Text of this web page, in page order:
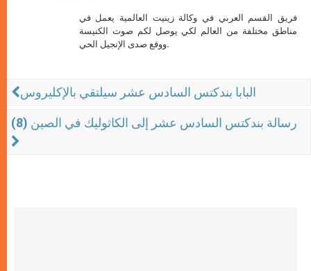
فريق القسم العربي في وكالة زينيت العالمية يعمل في
مناطق مختلفة من العالم لكي يوصل لكم صوت الكنيسة
ووقع صدى الإنجيل الحي.
البابا بندكتس السادس عشر سيلتقي بالإكليروس
رسالة بندكتس السادس عشر إلى الكاثوليك في الصين (8)